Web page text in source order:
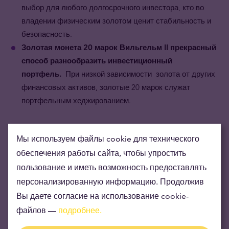
выбор для любого долгосрочного инвестора, кто во
владении физическим золотом ценит стабильность и
безопасность.
Золотая монета 20 марок Вильгельм II прекрасный
способ разнообразить инвестиционный
портфель. При низкой зависимости золота от других
финансовых активов, золотые 20 марок служат
портфельным хеджированием.
Мы используем файлы cookie для технического
обеспечения работы сайта, чтобы упростить
пользование и иметь возможность предоставлять
персонализированную информацию. Продолжив
Вы даете согласие на использование cookie-
файлов — подробнее.